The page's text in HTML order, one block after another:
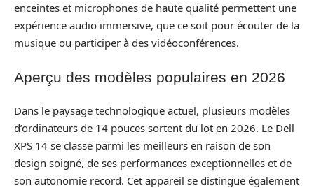
enceintes et microphones de haute qualité permettent une
expérience audio immersive, que ce soit pour écouter de la
musique ou participer à des vidéoconférences.
Aperçu des modèles populaires en 2026
Dans le paysage technologique actuel, plusieurs modèles
d’ordinateurs de 14 pouces sortent du lot en 2026. Le Dell
XPS 14 se classe parmi les meilleurs en raison de son
design soigné, de ses performances exceptionnelles et de
son autonomie record. Cet appareil se distingue également